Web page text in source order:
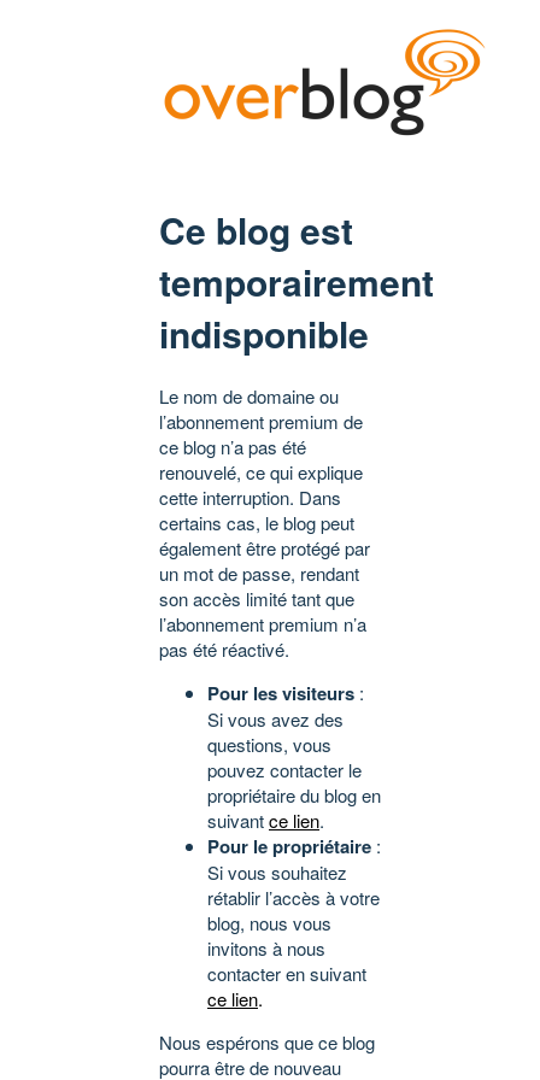
Ce blog est
temporairement
indisponible
Le nom de domaine ou
l’abonnement premium de
ce blog n’a pas été
renouvelé, ce qui explique
cette interruption. Dans
certains cas, le blog peut
également être protégé par
un mot de passe, rendant
son accès limité tant que
l’abonnement premium n’a
pas été réactivé.
Pour les visiteurs :
Si vous avez des
questions, vous
pouvez contacter le
propriétaire du blog en
suivantce lien.
Pour le propriétaire :
Si vous souhaitez
rétablir l’accès à votre
blog, nous vous
invitons à nous
contacter en suivant
ce lien.
Nous espérons que ce blog
pourra être de nouveau